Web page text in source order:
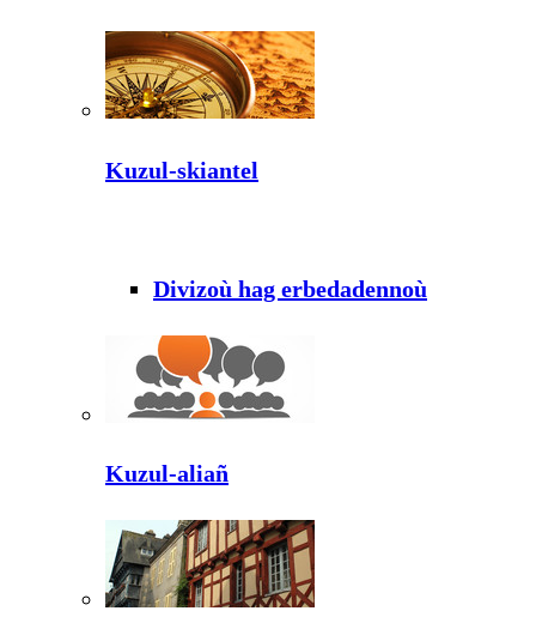
Kuzul-skiantel
Divizoù hag erbedadennoù
Kuzul-aliañ